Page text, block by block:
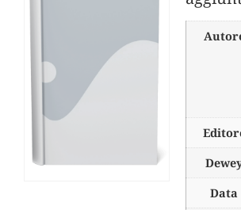
Data